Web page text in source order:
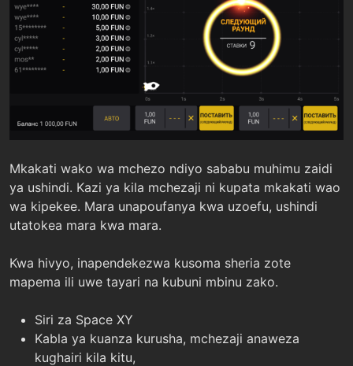
Mkakati wako wa mchezo ndiyo sababu muhimu zaidi
ya ushindi. Kazi ya kila mchezaji ni kupata mkakati wao
wa kipekee. Mara unapoufanya kwa uzoefu, ushindi
utatokea mara kwa mara.
Kwa hivyo, inapendekezwa kusoma sheria zote
mapema ili uwe tayari na kubuni mbinu zako.
Siri za Space XY
Kabla ya kuanza kurusha, mchezaji anaweza
kughairi kila kitu,